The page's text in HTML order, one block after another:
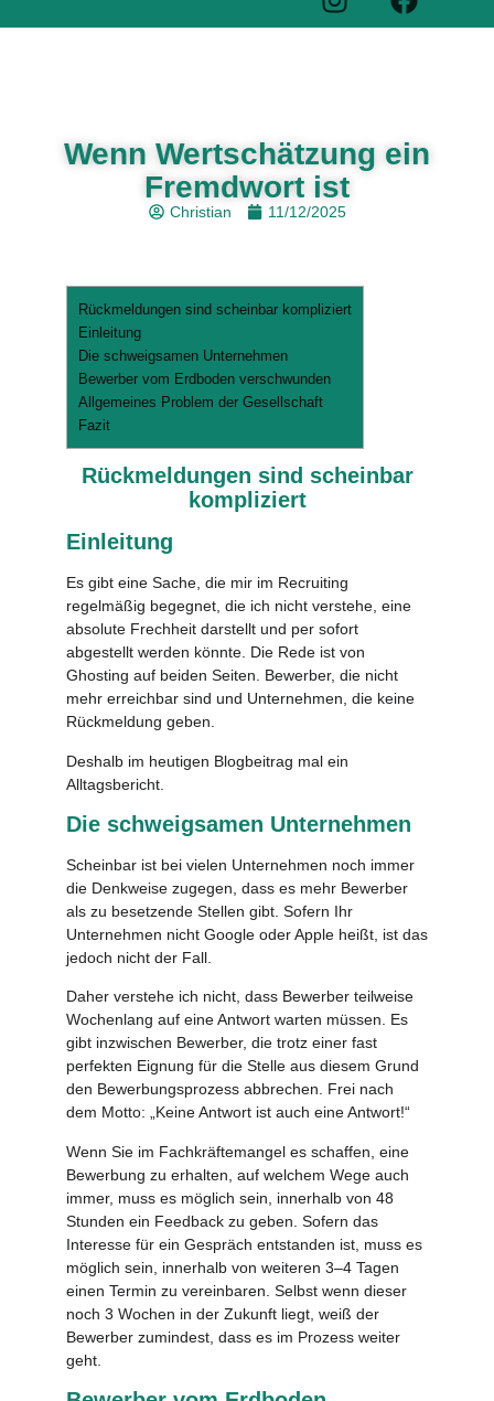
Wenn Wertschätzung ein
Fremdwort ist
Christian 11/12/2025
Rückmeldungen sind scheinbar kompliziert
Einleitung
Die schweigsamen Unternehmen
Bewerber vom Erdboden verschwunden
Allgemeines Problem der Gesellschaft
Fazit
Rückmeldungen sind scheinbar
kompliziert
Einleitung
Es gibt eine Sache, die mir im Recruiting
regelmäßig begegnet, die ich nicht verstehe, eine
absolute Frechheit darstellt und per sofort
abgestellt werden könnte. Die Rede ist von
Ghosting auf beiden Seiten. Bewerber, die nicht
mehr erreichbar sind und Unternehmen, die keine
Rückmeldung geben.
Deshalb im heutigen Blogbeitrag mal ein
Alltagsbericht.
Die schweigsamen Unternehmen
Scheinbar ist bei vielen Unternehmen noch immer
die Denkweise zugegen, dass es mehr Bewerber
als zu besetzende Stellen gibt. Sofern Ihr
Unternehmen nicht Google oder Apple heißt, ist das
jedoch nicht der Fall.
Daher verstehe ich nicht, dass Bewerber teilweise
Wochenlang auf eine Antwort warten müssen. Es
gibt inzwischen Bewerber, die trotz einer fast
perfekten Eignung für die Stelle aus diesem Grund
den Bewerbungsprozess abbrechen. Frei nach
dem Motto: „Keine Antwort ist auch eine Antwort!“
Wenn Sie im Fachkräftemangel es schaffen, eine
Bewerbung zu erhalten, auf welchem Wege auch
immer, muss es möglich sein, innerhalb von 48
Stunden ein Feedback zu geben. Sofern das
Interesse für ein Gespräch entstanden ist, muss es
möglich sein, innerhalb von weiteren 3–4 Tagen
einen Termin zu vereinbaren. Selbst wenn dieser
noch 3 Wochen in der Zukunft liegt, weiß der
Bewerber zumindest, dass es im Prozess weiter
geht.